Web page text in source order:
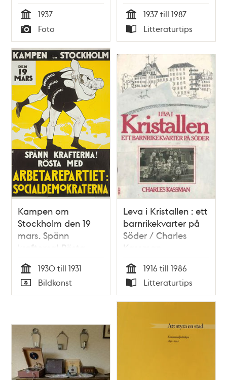
Tid
1937
Typ
Foto Tid
1937 till 1987
Typ
Litteraturtips
Kampen om
Stockholm den 19
mars. Spänn
krafterna! Rösta
med
Arbetarepartiet
Socialdemokraterna.
[Valaffisch]
Tid
1930 till 1931
Typ
Bildkonst
Leva i Kristallen : ett
barnrikekvarter på
Söder / Charles
Kassman
Tid
1916 till 1986
Typ
Litteraturtips